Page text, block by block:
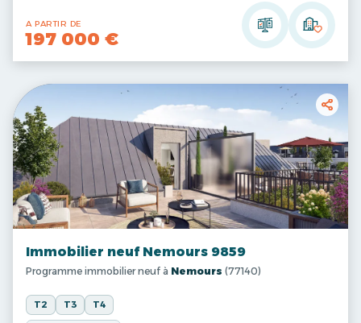
A PARTIR DE
197 000 €
Immobilier neuf Nemours 9859
Programme immobilier neuf à Nemours (77140)
T2 T3 T4